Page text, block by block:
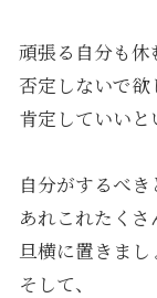
頑張る自分も
否定しないで欲
肯定していいと
自分がするべき
あれこれたく
旦横に置きまし
そして、